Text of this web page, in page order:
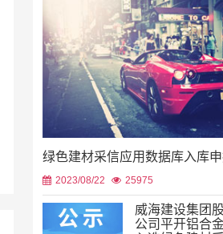
绿色建材采信应用数据库入库
2023/08/22 25975
威海建设集团
公司平开铝合